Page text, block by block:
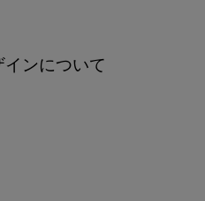
ンについて